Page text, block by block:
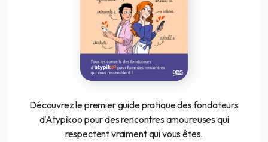
Découvrez le premier guide pratique des fondateurs
d'Atypikoo pour des rencontres amoureuses qui
respectent vraiment qui vous êtes.